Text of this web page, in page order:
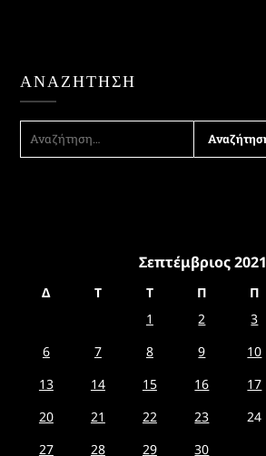
ΑΝΑΖΉΤΗΣΗ
ΓΙΑ:
Σεπτέμβριος 2021
Δ Τ Τ Π Π
1
2 3
6
7 8 9 10
13
14 15 16 17
20
21 22 23 24
27
28 29
30